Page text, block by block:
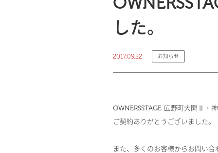
した。
2017.09.22 お知らせ
OWNERSSTAGE 広野町大開Ⅱ・
ご契約ありがとうございました。
また、多くのお客様からお問い合